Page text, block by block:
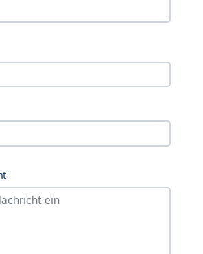
Rechte sind ausschließlich
Immobilienunternehmen
weisen Sie darauf hin, dass die
Vermittler ist als Doppelmakler tätig.